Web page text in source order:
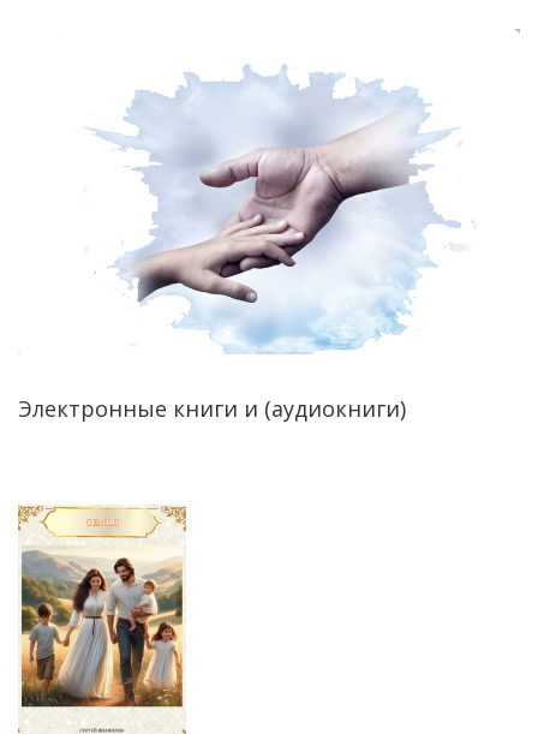
Электронные книги и (аудиокниги)